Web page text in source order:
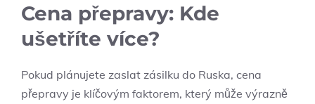
Cena přepravy: Kde
ušetříte více?
Pokud plánujete zaslat zásilku do Ruska, cena
přepravy je klíčovým faktorem, který může výrazně